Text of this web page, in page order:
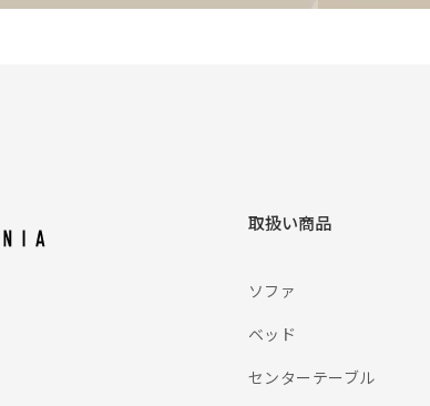
取扱い商品
ソファ
ベッド
センターテーブル